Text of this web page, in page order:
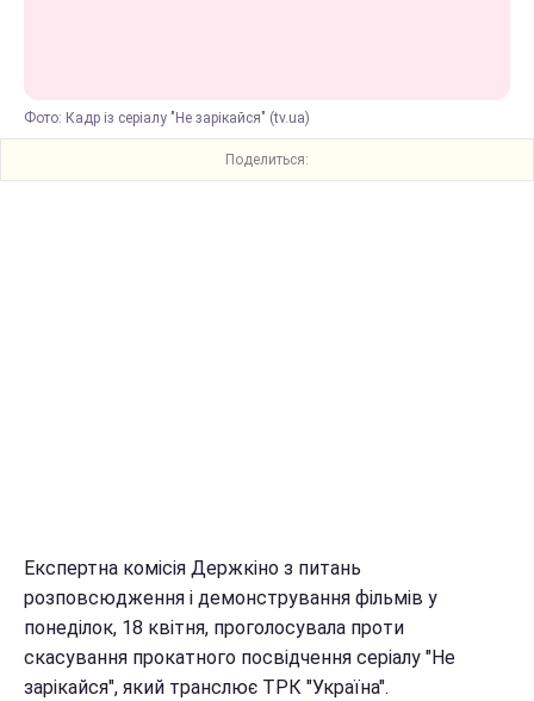
Фото: Кадр із серіалу "Не зарікайся" (tv.ua)
Поделиться:
Експертна комісія Держкіно з питань
розповсюдження і демонстрування фільмів у
понеділок, 18 квітня, проголосувала проти
скасування прокатного посвідчення серіалу "Не
зарікайся", який транслює ТРК "Україна".